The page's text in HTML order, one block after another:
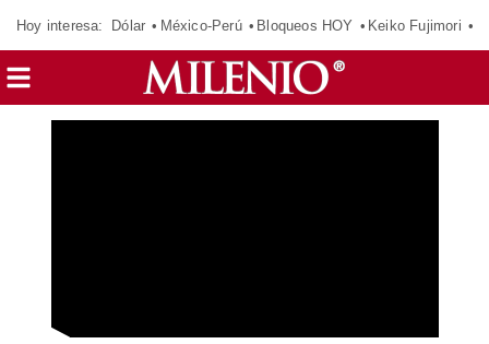
Hoy interesa: Dólar México-Perú Bloqueos HOY Keiko Fujimori